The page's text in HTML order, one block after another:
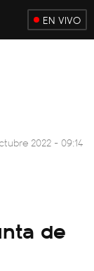
EN VIVO
2022 - 09:14
de